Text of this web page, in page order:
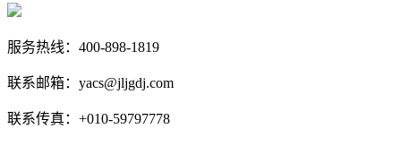
服务热线：400-898-1819
联系邮箱：yacs@jljgdj.com
联系传真：+010-59797778